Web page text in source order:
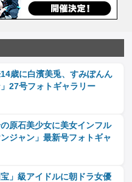
14歳に白濱美兎、すみぽんん
27号フォトギャラリー
の原石美少女に美女インフル
ジャン」最新号フォトギャ
宝」級アイドルに朝ドラ女優